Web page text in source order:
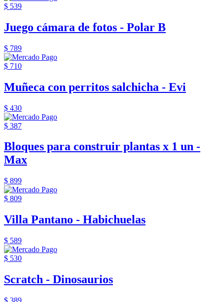
$ 539
Juego cámara de fotos - Polar B
$ 789
$ 710
Muñeca con perritos salchicha - Evi
$ 430
$ 387
Bloques para construir plantas x 1 un -
Max
$ 899
$ 809
Villa Pantano - Habichuelas
$ 589
$ 530
Scratch - Dinosaurios
$ 389